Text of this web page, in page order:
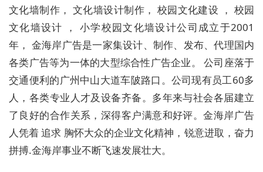
文化墙制作， 文化墙设计制作， 校园文化建设 ， 校园
文化墙设计 ， 小学校园文化墙设计公司成立于2001
年， 金海岸广告是一家集设计、制作、发布、代理国内
各类广告等为一体的大型综合性广告企业。 公司座落于
交通便利的广州中山大道车陂路口。公司现有员工60多
人，各类专业人才及设备齐备。多年来与社会各届建立
了良好的合作关系，深得客户满意和好评。金海岸广告
人凭着 追求 胸怀大众的企业文化精神，锐意进取，奋力
拼搏.金海岸事业不断飞速发展壮大。